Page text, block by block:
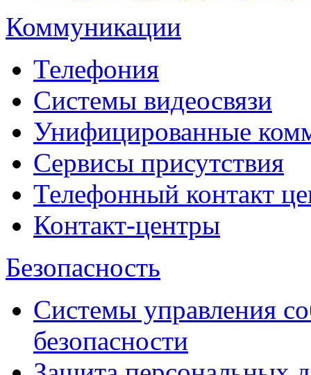
Коммуникации
Телефония
Системы видеосвязи
Унифицированные
Сервисы присутствия
Телефонный контакт
Контакт-центры
Безопасность
Системы управления
безопасности